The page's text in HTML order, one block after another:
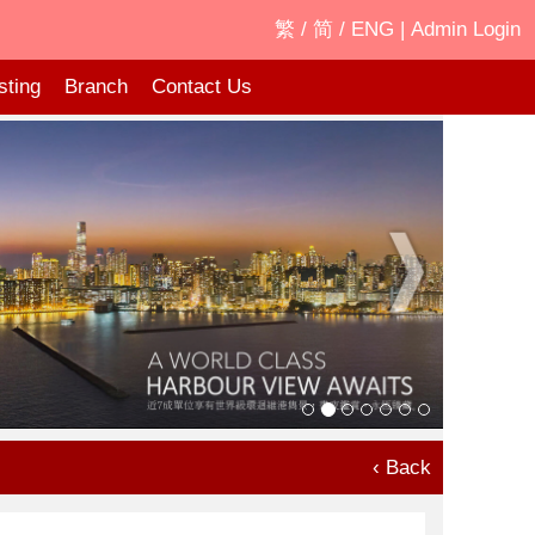
繁 / 简 / ENG | Admin Login
Branch Contact Us
‹ Back